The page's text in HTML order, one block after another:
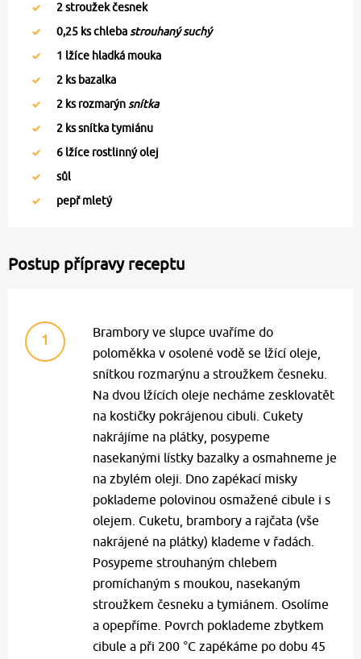
2stroužek česnek
0,25 ks chleba strouhaný suchý
1 lžíce hladká mouka
2 ks bazalka
2 ks rozmarýn snítka
2 ks snítka tymiánu
6 lžíce rostlinný olej
sůl
pepř mletý
Postup přípravy receptu
1
Brambory ve slupce uvaříme do
poloměkka v osolené vodě se lžící oleje,
snítkou rozmarýnu a stroužkem česneku.
Na dvou lžících oleje necháme zesklovatět
na kostičky pokrájenou cibuli. Cukety
nakrájíme na plátky, posypeme
nasekanými lístky bazalky a osmahneme je
na zbylém oleji. Dno zapékací misky
poklademe polovinou osmažené cibule i s
olejem. Cuketu, brambory a rajčata (vše
nakrájené na plátky) klademe v řadách.
Posypeme strouhaným chlebem
promíchaným s moukou, nasekaným
stroužkem česneku a tymiánem. Osolíme
a opepříme. Povrch poklademe zbytkem
cibule a při 200 °C zapékáme po dobu 45